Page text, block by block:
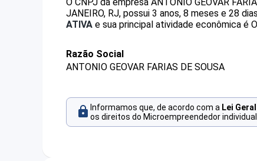
JANEIRO, RJ, possui 3 anos, 8 meses e 28
ATIVA e sua principal atividade econômica é
Razão Social
ANTONIO GEOVAR FARIAS DE SOUSA
Informamos que, de acordo com a Lei
os direitos do Microempreendedor individual